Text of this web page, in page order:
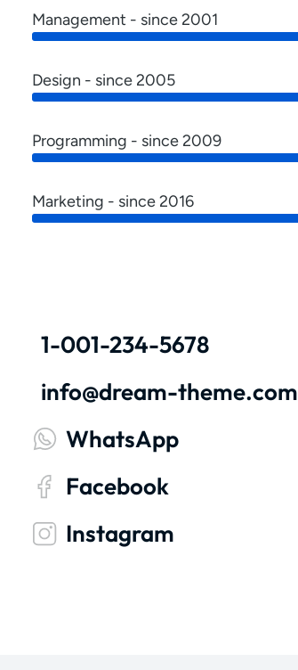
Management - since 2001
Design - since 2005
Programming - since 2009
Marketing - since 2016
1-001-234-5678
info@dream-theme.com
WhatsApp
Facebook
Instagram